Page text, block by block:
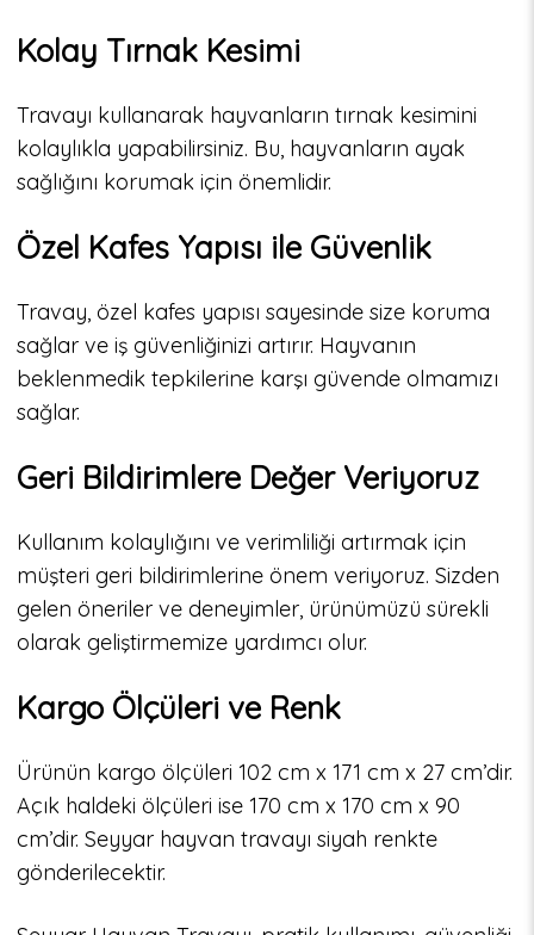
Kolay Tırnak Kesimi
Travayı kullanarak hayvanların tırnak kesimini
kolaylıkla yapabilirsiniz. Bu, hayvanların ayak
sağlığını korumak için önemlidir.
Özel Kafes Yapısı ile Güvenlik
Travay, özel kafes yapısı sayesinde size koruma
sağlar ve iş güvenliğinizi artırır. Hayvanın
beklenmedik tepkilerine karşı güvende olmamızı
sağlar.
Geri Bildirimlere Değer Veriyoruz
Kullanım kolaylığını ve verimliliği artırmak için
müşteri geri bildirimlerine önem veriyoruz. Sizden
gelen öneriler ve deneyimler, ürünümüzü sürekli
olarak geliştirmemize yardımcı olur.
Kargo Ölçüleri ve Renk
Ürünün kargo ölçüleri 102 cm x 171 cm x 27 cm’dir.
Açık haldeki ölçüleri ise 170 cm x 170 cm x 90
cm’dir. Seyyar hayvan travayı siyah renkte
gönderilecektir.